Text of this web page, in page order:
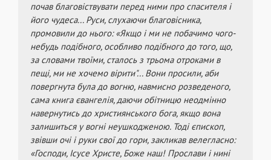
почав благовіствувати перед ними про спасителя і
його чудеса... Руси, слухаючи благовісника,
промовили до нього: «Якщо і ми не побачимо чого-
небудь подібного, особливо подібного до того, що,
за словами твоїми, сталось з трьома отроками в
пещі, ми не хочемо вірити"... Вони просили, аби
повергнута була до вогню, навмисно розведеного,
сама книга євангелія, даючи обітницю неодмінно
навернутись до християнського бога, якщо вона
залишиться у вогні неушкодженою. Тоді єпископ,
звівши очі і руки свої до гори, закликав велегласно:
«Господи, Ісусе Христе, Боже наш! Прослави і нині